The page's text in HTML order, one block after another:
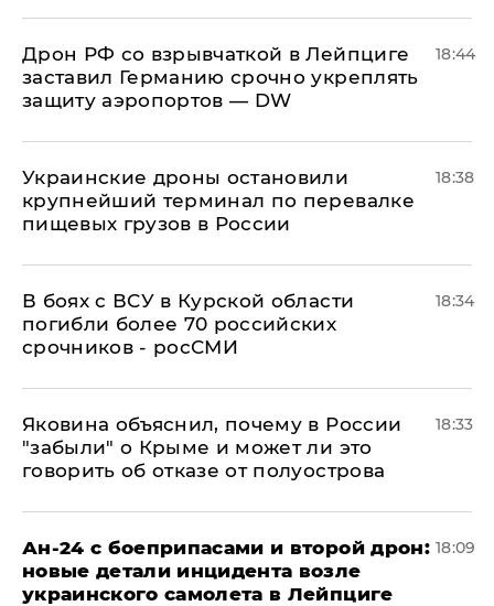
​Дрон РФ со взрывчаткой в Лейпциге
заставил Германию срочно укреплять
защиту аэропортов — DW
18:44
Украинские дроны остановили
крупнейший терминал по перевалке
пищевых грузов в России
18:38
В боях с ВСУ в Курской области
погибли более 70 российских
срочников - росСМИ
18:34
Яковина объяснил, почему в России
"забыли" о Крыме и может ли это
говорить об отказе от полуострова
18:33
Ан-24 с боеприпасами и второй дрон:
новые детали инцидента возле
украинского самолета в Лейпциге
18:09